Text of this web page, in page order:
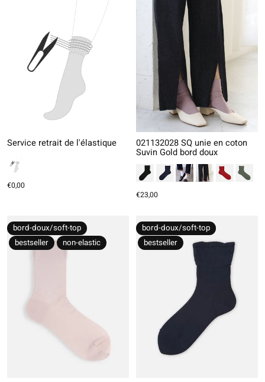
Service retrait de l'élastique
€0,00
021132028 SQ unie en coton
Suvin Gold bord doux
€23,00
bord-doux/soft-top
bestseller
non-elastic
bord-doux/soft-top
bestseller